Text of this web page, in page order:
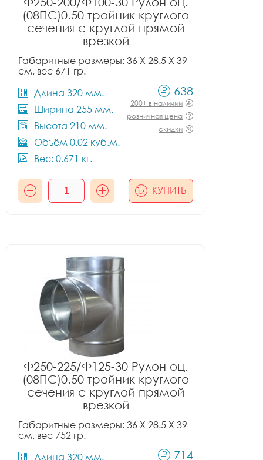
(08ПС)0.50 тройник круглого
сечения с круглой прямой
врезкой
Габаритные размеры: 36 X 28.5 X 39
см, вес 671 гр.
Длина 320 мм.
Ширина 255 мм.
Высота 210 мм.
Объём 0.02 куб.м.
Вес: 0.671 кг.
638
200+ в наличии
розничная цена
скидки
КУПИТЬ
Ф250-225/Ф125-30 Рулон оц.
(08ПС)0.50 тройник круглого
сечения с круглой прямой
врезкой
Габаритные размеры: 36 X 28.5 X 39
см, вес 752 гр.
Длина 320 мм.
714